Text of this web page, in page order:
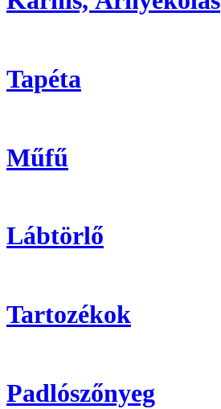
Tapéta
Műfű
Lábtörlő
Tartozékok
Padlószőnyeg